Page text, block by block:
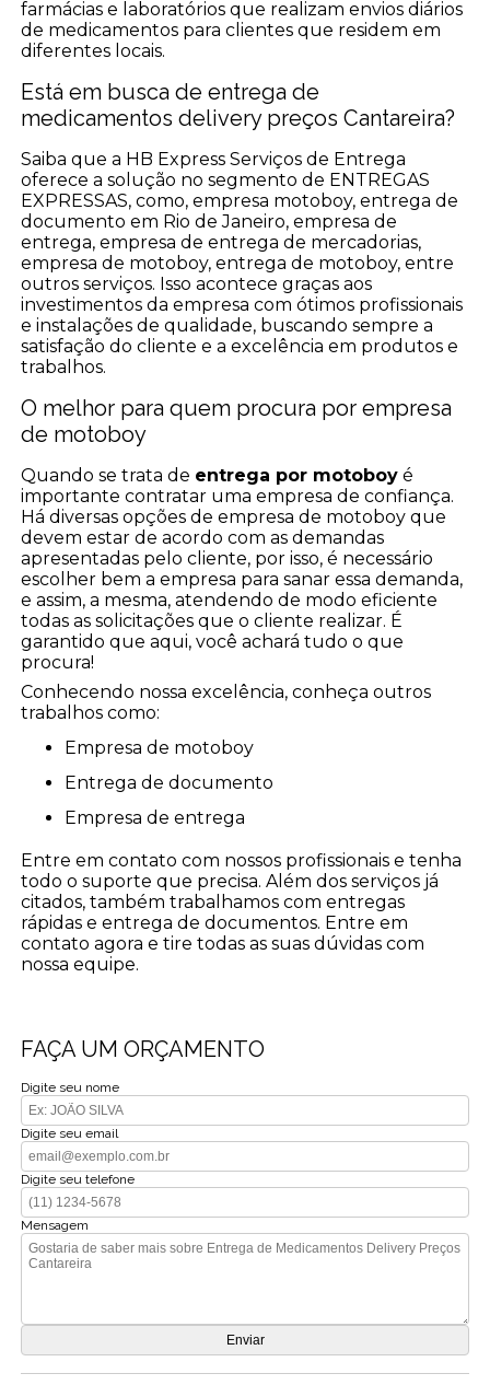
farmácias e laboratórios que realizam envios diários
de medicamentos para clientes que residem em
diferentes locais.
Está em busca de entrega de
medicamentos delivery preços Cantareira?
Saiba que a HB Express Serviços de Entrega
oferece a solução no segmento de ENTREGAS
EXPRESSAS, como, empresa motoboy, entrega de
documento em Rio de Janeiro, empresa de
entrega, empresa de entrega de mercadorias,
empresa de motoboy, entrega de motoboy, entre
outros serviços. Isso acontece graças aos
investimentos da empresa com ótimos profissionais
e instalações de qualidade, buscando sempre a
satisfação do cliente e a excelência em produtos e
trabalhos.
O melhor para quem procura por empresa
de motoboy
Quando se trata de entrega por motoboy é
importante contratar uma empresa de confiança.
Há diversas opções de empresa de motoboy que
devem estar de acordo com as demandas
apresentadas pelo cliente, por isso, é necessário
escolher bem a empresa para sanar essa demanda,
e assim, a mesma, atendendo de modo eficiente
todas as solicitações que o cliente realizar. É
garantido que aqui, você achará tudo o que
procura!
Conhecendo nossa excelência, conheça outros
trabalhos como:
empresa de motoboy
entrega de documento
empresa de entrega
Entre em contato com nossos profissionais e tenha
todo o suporte que precisa. Além dos serviços já
citados, também trabalhamos com entregas
rápidas e entrega de documentos. Entre em
contato agora e tire todas as suas dúvidas com
nossa equipe.
FAÇA UM ORÇAMENTO
Digite seu nome
Digite seu email
Digite seu telefone
Mensagem